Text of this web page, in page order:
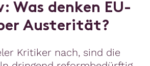
: Was denken EU-
er Austerität?
Kritiker nach, sind die